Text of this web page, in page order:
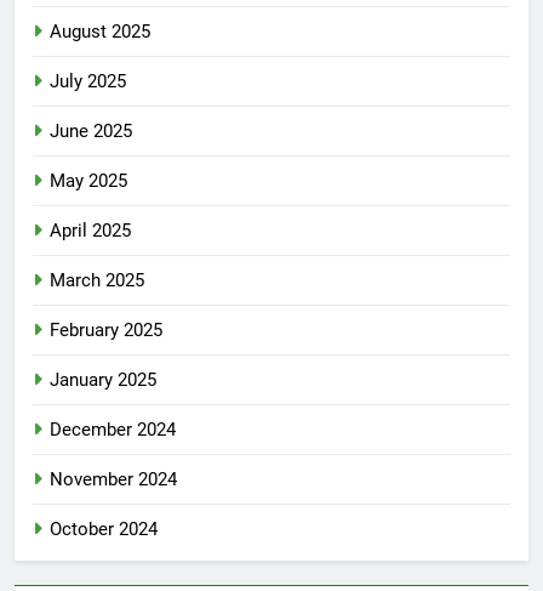
August 2025
July 2025
June 2025
May 2025
April 2025
March 2025
February 2025
January 2025
December 2024
November 2024
October 2024